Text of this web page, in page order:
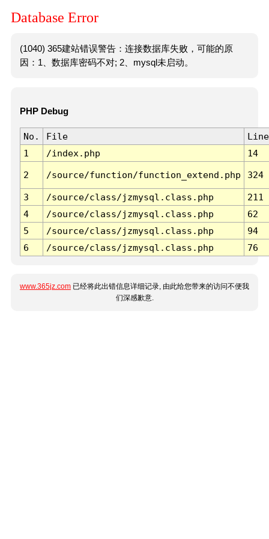
Database Error
(1040) 365建站错误警告：连接数据库失败，可能的原
因：1、数据库密码不对; 2、mysql未启动。
PHP Debug
No. File
Line
1
/index.php 14
2 /source/function/function_extend.php 324
3 /source/class/jzmysql.class.php
211
4
/source/class/jzmysql.class.php
62
5
/source/class/jzmysql.class.php
94
6
/source/class/jzmysql.class.php 76
www.365jz.com 已经将此出错信息详细记录, 由此给您带来的访问不便我
们深感歉意.